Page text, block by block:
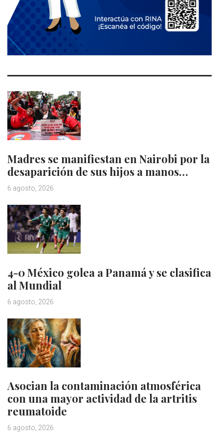
Madres se manifiestan en Nairobi por la
desaparición de sus hijos a manos…
6 agosto, 2026
4-0 México golea a Panamá y se clasifica
al Mundial
6 agosto, 2026
Asocian la contaminación atmosférica
con una mayor actividad de la artritis
reumatoide
6 agosto, 2026